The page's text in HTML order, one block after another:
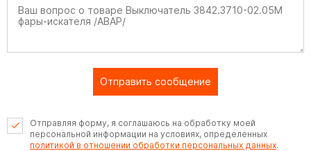
Отправить сообщение
Отправляя форму, я соглашаюсь на обработку моей
персональной информации на условиях, определенных
политикой в отношении обработки персональных данных.